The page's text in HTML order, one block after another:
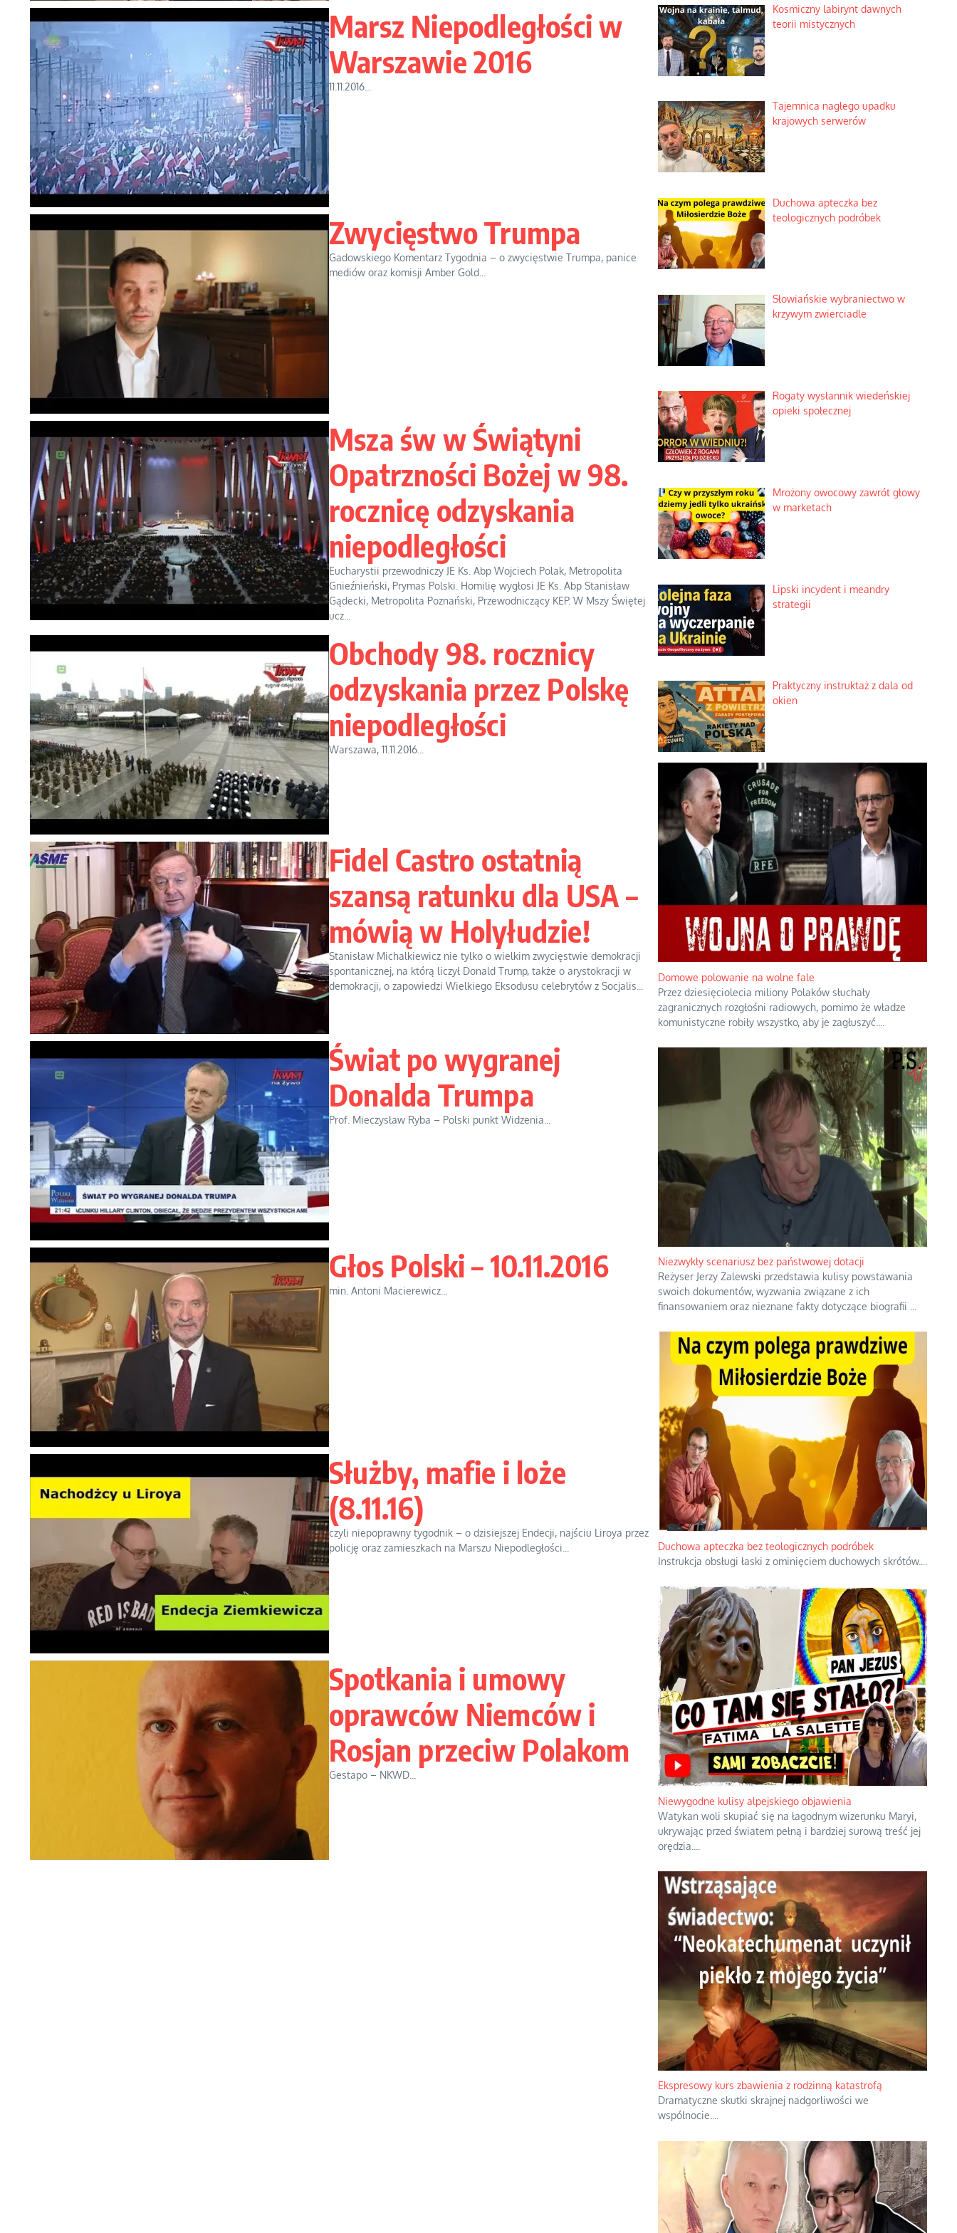
Marsz Niepodległości w
Warszawie 2016
11.11.2016...
Zwycięstwo Trumpa
Gadowskiego Komentarz Tygodnia – o zwycięstwie Trumpa, panice
mediów oraz komisji Amber Gold...
Msza św w Świątyni
Opatrzności Bożej w 98.
rocznicę odzyskania
niepodległości
Eucharystii przewodniczy JE Ks. Abp Wojciech Polak, Metropolita
Gnieźnieński, Prymas Polski. Homilię wygłosi JE Ks. Abp Stanisław
Gądecki, Metropolita Poznański, Przewodniczący KEP. W Mszy Świętej
ucz...
Obchody 98. rocznicy
odzyskania przez Polskę
niepodległości
Warszawa, 11.11.2016...
Fidel Castro ostatnią
szansą ratunku dla USA –
mówią w Holyłudzie!
Stanisław Michalkiewicz nie tylko o wielkim zwycięstwie demokracji
spontanicznej, na którą liczył Donald Trump, także o arystokracji w
demokracji, o zapowiedzi Wielkiego Eksodusu celebrytów z Socjalis...
Świat po wygranej
Donalda Trumpa
Prof. Mieczysław Ryba – Polski punkt Widzenia...
Głos Polski – 10.11.2016
min. Antoni Macierewicz...
Służby, mafie i loże
(8.11.16)
czyli niepoprawny tygodnik – o dzisiejszej Endecji, najściu Liroya przez
policję oraz zamieszkach na Marszu Niepodległości...
Spotkania i umowy
oprawców Niemców i
Rosjan przeciw Polakom
Gestapo – NKWD...
Kosmiczny labirynt dawnych
teorii mistycznych
Tajemnica nagłego upadku
krajowych serwerów
Duchowa apteczka bez
teologicznych podróbek
Słowiańskie wybraniectwo w
krzywym zwierciadle
Rogaty wysłannik wiedeńskiej
opieki społecznej
Mrożony owocowy zawrót głowy
w marketach
Lipski incydent i meandry
strategii
Praktyczny instruktaż z dala od
okien
Domowe polowanie na wolne fale
Przez dziesięciolecia miliony Polaków słuchały
zagranicznych rozgłośni radiowych, pomimo że władze
komunistyczne robiły wszystko, aby je zagłuszyć.
Niezwykły scenariusz bez państwowej dotacji
Reżyser Jerzy Zalewski przedstawia kulisy powstawania
swoich dokumentów, wyzwania związane z ich
finansowaniem oraz nieznane fakty dotyczące biografii
Duchowa apteczka bez teologicznych podróbek
Instrukcja obsługi łaski z ominięciem duchowych skrótów.
Niewygodne kulisy alpejskiego objawienia
Watykan woli skupiać się na łagodnym wizerunku Maryi,
ukrywając przed światem pełną i bardziej surową treść jej
orędzia.
Ekspresowy kurs zbawienia z rodzinną katastrofą
Dramatyczne skutki skrajnej nadgorliwości we
wspólnocie.